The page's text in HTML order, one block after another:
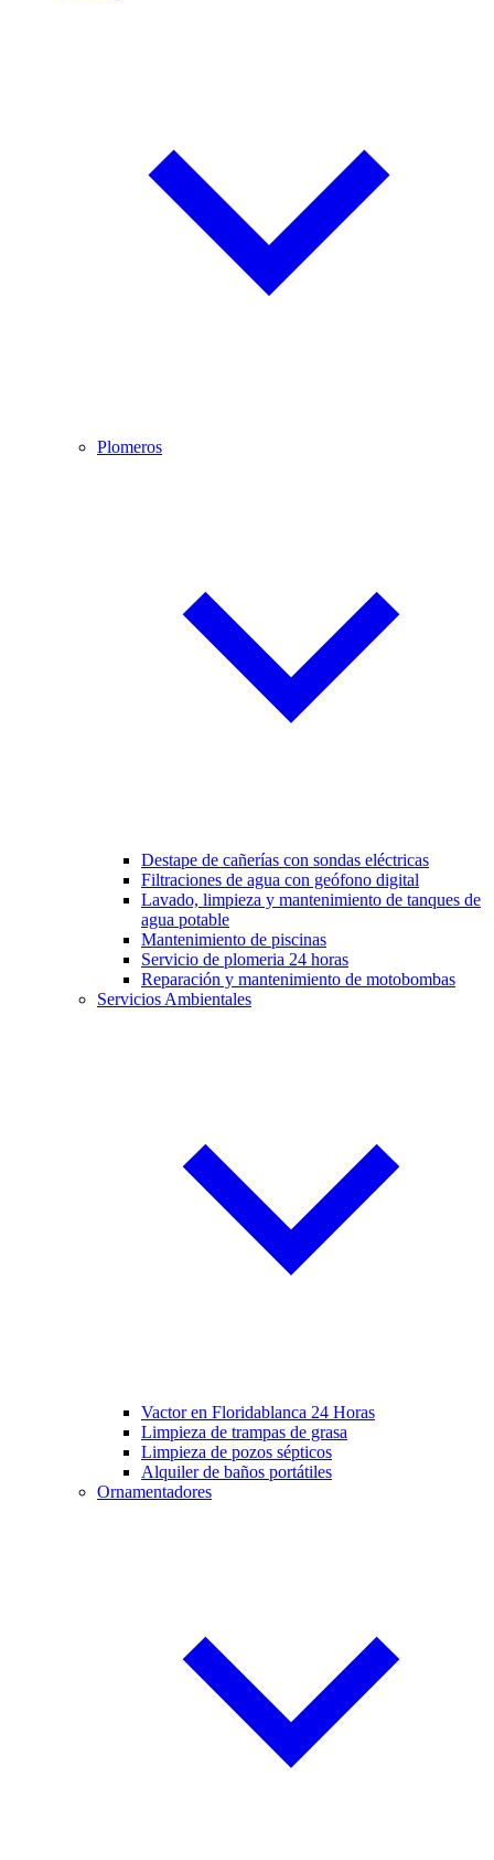
Plomeros
Destape de cañerías con sondas eléctricas
Filtraciones de agua con geófono digital
Lavado, limpieza y mantenimiento de tanques de
agua potable
Mantenimiento de piscinas
Servicio de plomeria 24 horas
Reparación y mantenimiento de motobombas
Servicios Ambientales
Vactor en Floridablanca 24 Horas
Limpieza de trampas de grasa
Limpieza de pozos sépticos
Alquiler de baños portátiles
Ornamentadores